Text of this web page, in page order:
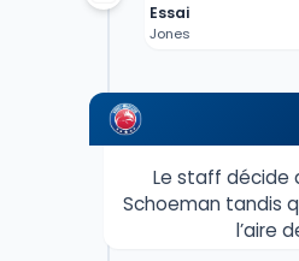
Essai
Jones
Le staff décide
Schoeman tandis
l’aire